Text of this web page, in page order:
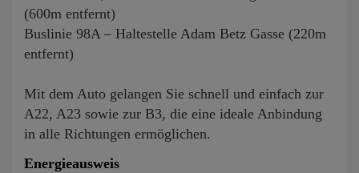
(600m entfernt)
Buslinie 98A – Haltestelle Adam Betz Gasse (220m
entfernt)
Mit dem Auto gelangen Sie schnell und einfach zur
A22, A23 sowie zur B3, die eine ideale Anbindung
in alle Richtungen ermöglichen.
Energieausweis